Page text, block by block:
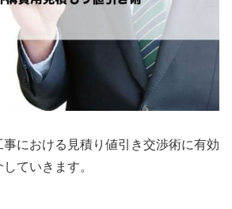
における見積り値引き交渉術に有効
ていきます。